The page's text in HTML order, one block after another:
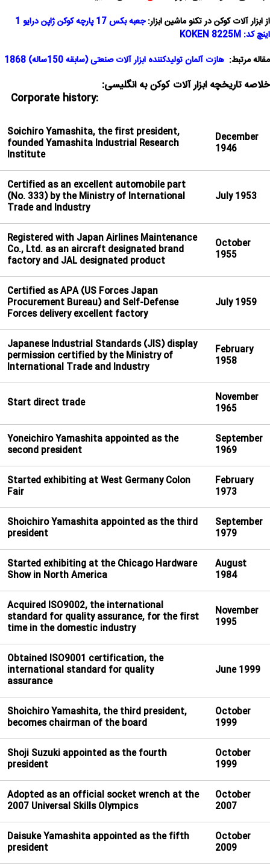
از ابزار آلات کوکن در تکنو ماشین ابزار:
جعبه بکس 17 پارچه کوکن ژاپن درایو 1
اینچ کد: KOKEN 8225M
مقاله مرتبط: هازت آلمان تولیدکننده ابزار آلات صنعتی (سابقه 150ساله) 1868
خلاصه تاریخچه ابزار آلات کوکن به انگلیسی:
:Corporate history
December
1946
Soichiro Yamashita, the first president,
founded Yamashita Industrial Research
Institute
July 1953
Certified as an excellent automobile part
(No. 333) by the Ministry of International
Trade and Industry
October
1955
Registered with Japan Airlines Maintenance
Co., Ltd. as an aircraft designated brand
factory and JAL designated product
July 1959
Certified as APA (US Forces Japan
Procurement Bureau) and Self-Defense
Forces delivery excellent factory
February
1958
Japanese Industrial Standards (JIS) display
permission certified by the Ministry of
International Trade and Industry
November
1965
Start direct trade
September
1969
Yoneichiro Yamashita appointed as the
second president
February
1973
Started exhibiting at West Germany Colon
Fair
September
1979
Shoichiro Yamashita appointed as the third
president
August
1984
Started exhibiting at the Chicago Hardware
Show in North America
November
1995
Acquired ISO9002, the international
standard for quality assurance, for the first
time in the domestic industry
June 1999
Obtained ISO9001 certification, the
international standard for quality
assurance
October
1999
Shoichiro Yamashita, the third president,
becomes chairman of the board
October
1999
Shoji Suzuki appointed as the fourth
president
October
2007
Adopted as an official socket wrench at the
2007 Universal Skills Olympics
October
2009
Daisuke Yamashita appointed as the fifth
president